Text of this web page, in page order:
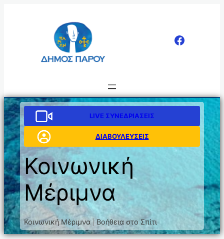
LIVE ΣΥΝΕΔΡΙΑΣΕΙΣ
ΔΙΑΒΟΥΛΕΥΣΕΙΣ
Κοινωνική
Μέριμνα
Κοινωνική Μέριμνα|Βοήθεια στο Σπίτι